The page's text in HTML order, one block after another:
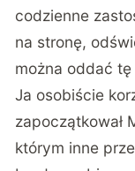
codzienne
na stronę,
można oddać
Ja osobiście
zapoczątkował
którym inne